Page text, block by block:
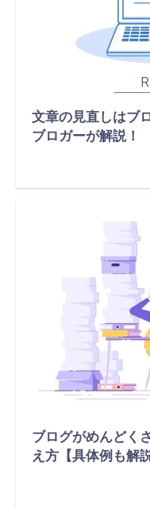
文章の見直しはブ
ブロガーが解説！
ブログがめんどく
え方【具体例も解説